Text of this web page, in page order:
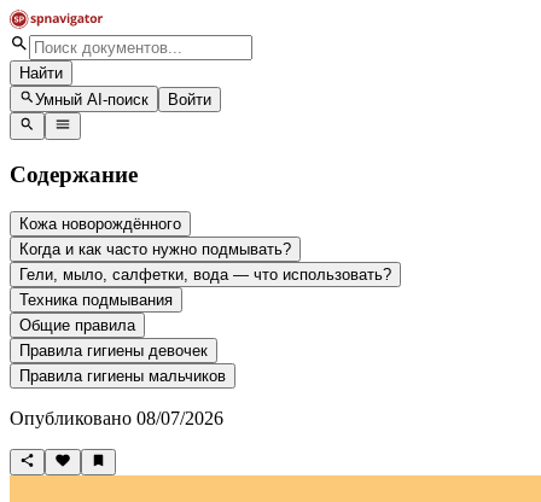
Найти
Умный AI-поиск
Войти
Содержание
Кожа новорождённого
Когда и как часто нужно подмывать?
Гели, мыло, салфетки, вода — что использовать?
Техника подмывания
Общие правила
Правила гигиены девочек
Правила гигиены мальчиков
Опубликовано 08/07/2026